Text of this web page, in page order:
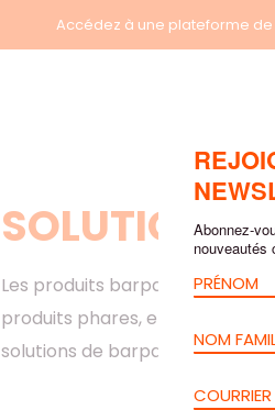
Accédez à une plateforme
SOLUTIONS
Les produits barpa peuvent
produits phares, et nous
solutions de barpa.
Abonnez-
nouveautés